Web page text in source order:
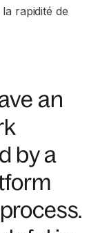
rapidité de
an
by a